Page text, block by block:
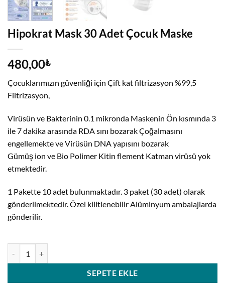
Hipokrat Mask 30 Adet Çocuk Maske
480,00₺
Çocuklarımızın güvenliği için Çift kat filtrizasyon %99,5
Filtrizasyon,
Virüsün ve Bakterinin 0.1 mikronda Maskenin Ön kısmında 3
ile 7 dakika arasında RDA sını bozarak Çoğalmasını
engellemekte ve Virüsün DNA yapısını bozarak
Gümüş ion ve Bio Polimer Kitin flement Katman virüsü yok
etmektedir.
1 Pakette 10 adet bulunmaktadır. 3 paket (30 adet) olarak
gönderilmektedir. Özel kilitlenebilir Alüminyum ambalajlarda
gönderilir.
SEPETE EKLE